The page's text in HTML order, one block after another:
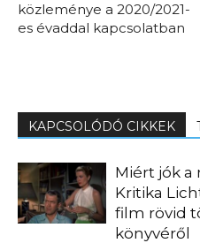
közleménye a 2020/2021-
es évaddal kapcsolatban
KAPCSOLÓDÓ CIKKEK
Miért jók a
Kritika
film rövid
könyvéről